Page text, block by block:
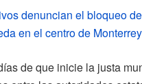
denuncian el bloqueo
en el centro de Monterrey
de que inicie la justa